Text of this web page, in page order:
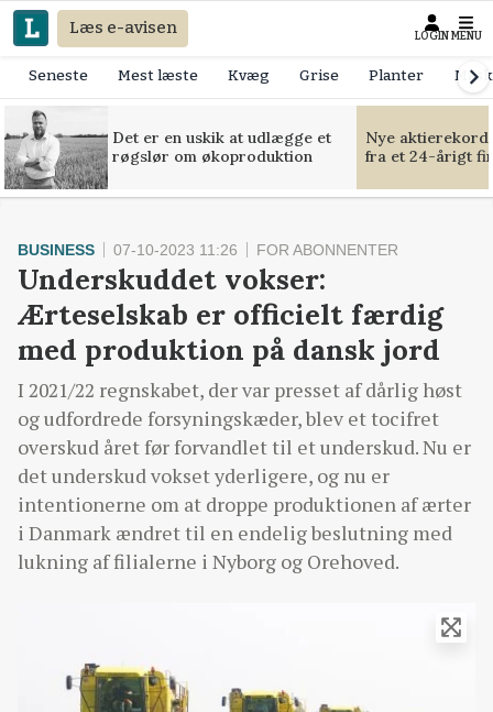
Læs e-avisen LOGIN MENU
Seneste Mest læste Kvæg Grise Planter
Det er en uskik at udlægge et
røgslør om økoproduktion
Nye
fra et 24-årigt
BUSINESS 07-10-2023 11:26 FOR ABONNENTER
Underskuddet vokser:
Ærteselskab er officielt færdig
med produktion på dansk jord
I 2021/22 regnskabet, der var presset af dårlig høst
og udfordrede forsyningskæder, blev et tocifret
overskud året før forvandlet til et underskud. Nu er
det underskud vokset yderligere, og nu er
intentionerne om at droppe produktionen af ærter
i Danmark ændret til en endelig beslutning med
lukning af filialerne i Nyborg og Orehoved.